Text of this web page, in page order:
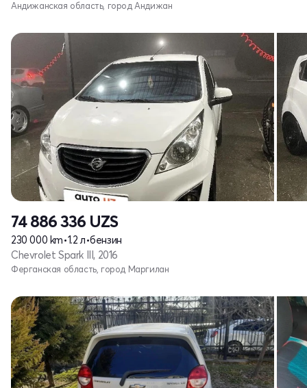
Андижанская область, город Андижан
74 886 336 UZS
230 000 km•1.2 л•бензин
Chevrolet Spark III, 2016
Ферганская область, город Маргилан